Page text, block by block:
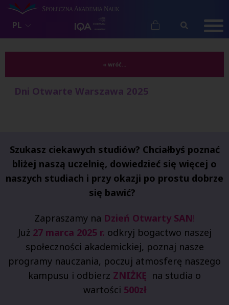
PL
« wróć...
Dni Otwarte Warszawa 2025
Szukasz ciekawych studiów? Chciałbyś poznać
bliżej naszą uczelnię, dowiedzieć się więcej o
naszych studiach i przy okazji po prostu dobrze
się bawić?
Zapraszamy na Dzień Otwarty SAN!
Już 27 marca 2025 r. odkryj bogactwo naszej
społeczności akademickiej, poznaj nasze
programy nauczania, poczuj atmosferę naszego
kampusu i odbierz ZNIŻKĘ na studia o
wartości 500zł